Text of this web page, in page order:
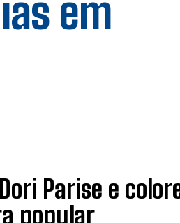
em
Parise e
popular